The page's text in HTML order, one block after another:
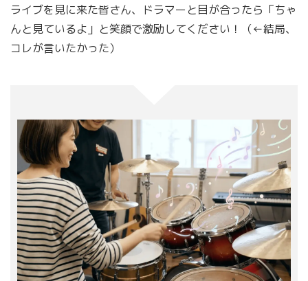
ライブを見に来た皆さん、ドラマーと目が合ったら「ちゃ
んと見ているよ」と笑顔で激励してください！（←結局、
コレが言いたかった）